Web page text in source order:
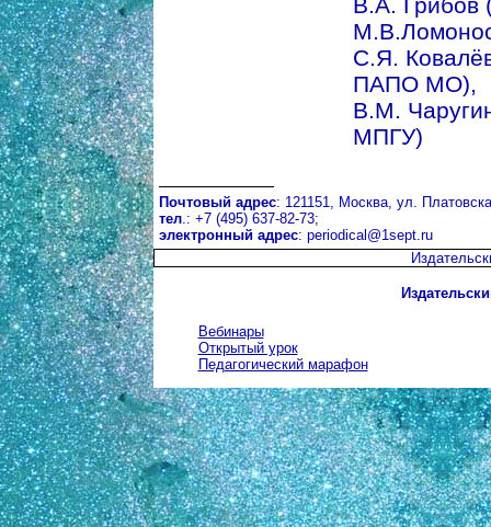
В.А. Грибов
С.Я.
ПАПО МО),
В.М.
МПГУ)
Почтовый адрес: 121151, Москва, ул.
тел.: +7 (495) 637-82-73;
электронный адрес: periodical@1sept.ru
Вебинары
Открытый урок
Педагогический марафон